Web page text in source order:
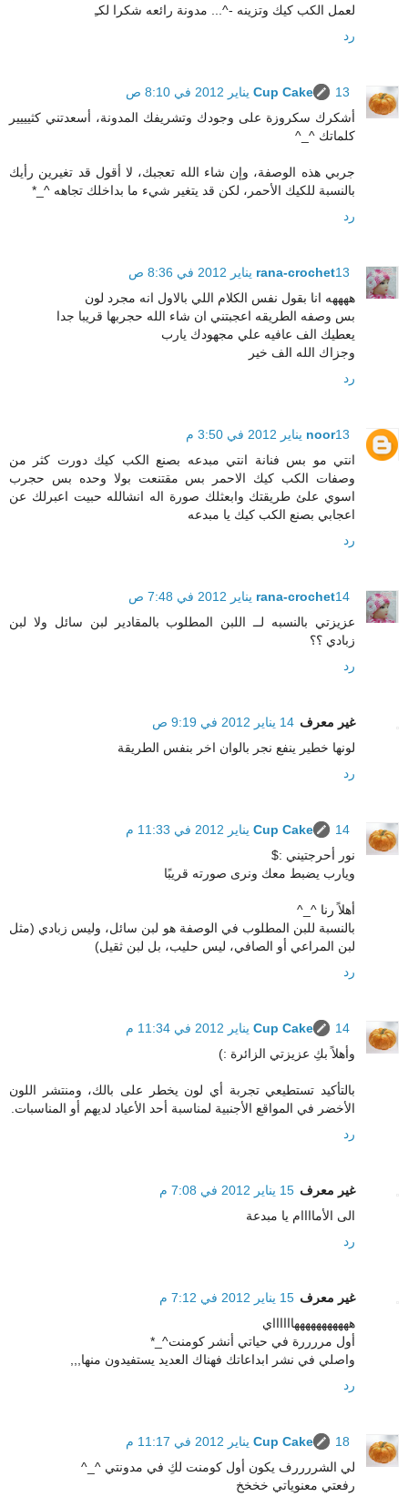
لعمل الكب كيك وتزينه -^... مدونة رائعه شكرا لكـِ
رد
Cup Cake
13 يناير 2012 في 8:10 ص
أشكرك سكروزة على وجودك وتشريفك المدونة، أسعدتني كثيييير
كلماتك ^_^
جربي هذه الوصفة، وإن شاء الله تعجبك، لا أقول قد تغيرين رأيك
بالنسبة للكيك الأحمر، لكن قد يتغير شيء ما بداخلك تجاهه ^_*
رد
rana-crochet13 يناير 2012 في 8:36 ص
ههههه انا بقول نفس الكلام اللي بالاول انه مجرد لون
بس وصفه الطريقه اعجبتني ان شاء الله حجربها قريبا جدا
يعطيك الف عافيه علي مجهودك يارب
وجزاك الله الف خير
رد
noor13 يناير 2012 في 3:50 م
انتي مو بس فنانة انتي مبدعه بصنع الكب كيك دورت كثر من
وصفات الكب كيك الاحمر بس مقتنعت بولا وحده بس حجرب
اسوي علئ طريقتك وابعثلك صورة اله انشالله حبيت اعبرلك عن
اعجابي بصنع الكب كيك يا مبدعه
رد
rana-crochet14 يناير 2012 في 7:48 ص
عزيزتي بالنسبه لــ اللبن المطلوب بالمقادير لبن سائل ولا لبن
زبادي ؟؟
رد
غير معرف 14 يناير 2012 في 9:19 ص
لونها خطير ينفع نجر بالوان اخر بنفس الطريقة
رد
Cup Cake
14 يناير 2012 في 11:33 م
نور أحرجتيني :$
ويارب يضبط معك ونرى صورته قريبًا
أهلاً رنا ^_^
بالنسبة للبن المطلوب في الوصفة هو لبن سائل، وليس زبادي (مثل
لبن المراعي أو الصافي، ليس حليب، بل لبن ثقيل)
رد
Cup Cake
14 يناير 2012 في 11:34 م
وأهلاً بكِ عزيزتي الزائرة :)
بالتأكيد تستطيعي تجربة أي لون يخطر على بالك، ومنتشر اللون
الأخضر في المواقع الأجنبية لمناسبة أحد الأعياد لديهم أو المناسبات.
رد
غير معرف 15 يناير 2012 في 7:08 م
الى الأماااام يا مبدعة
رد
غير معرف 15 يناير 2012 في 7:12 م
هههههههههههااااااي
أول مررررة في حياتي أنشر كومنت^_*
واصلي في نشر ابداعاتك فهناك العديد يستفيدون منها,,,
رد
Cup Cake
18 يناير 2012 في 11:17 م
لي الشررررف يكون أول كومنت لكِ في مدونتي ^_^
رفعتي معنوياتي خخخخ